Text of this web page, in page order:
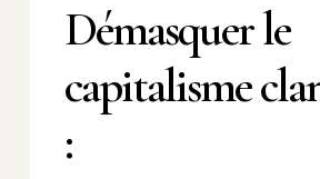
Démasquer le
capitalisme
: